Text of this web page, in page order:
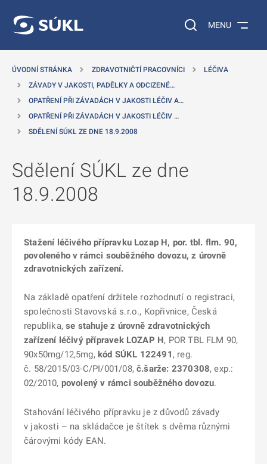
Vyhledávání na
MENU
ÚVODNÍ STRÁNKA ZDRAVOTNIČTÍ PRACOVNÍCI
LÉČIVA
ZÁVADY V JAKOSTI, PADĚLKY A ODCIZENÉ…
OPATŘENÍ PŘI ZÁVADÁCH V JAKOSTI LÉČIV A…
OPATŘENÍ PŘI ZÁVADÁCH V JAKOSTI LÉČIV …
SDĚLENÍ SÚKL ZE DNE 18.9.2008
Sdělení SÚKL ze dne
18.9.2008
Stažení léčivého přípravku Lozap H, por. tbl. flm. 90,
povoleného v rámci souběžného dovozu, z úrovně
zdravotnických zařízení.
Na základě opatření držitele rozhodnutí o registraci,
společnosti Stavovská s.r.o., Kopřivnice, Česká
republika,se stahuje z úrovně zdravotnických
zařízení léčivý přípravek LOZAP H, POR TBL FLM 90,
90x50mg/12,5mg, kód SÚKL 122491 , reg.
č. 58/2015/03-C/PI/001/08,č.šarže: 2370308, exp.:
02/2010, povolený v rámci souběžného dovozu.
Stahování léčivého přípravku je z důvodů závady
v jakosti – na skládačce je štítek s dvěma různými
čárovými kódy EAN.